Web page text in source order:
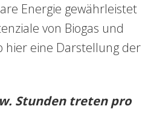
Energie gewährleistet
von Biogas und
hier eine Darstellung der
Stunden treten pro